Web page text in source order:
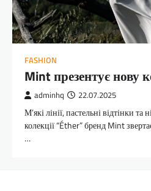
FASHION
Mint презентує нову
adminhq 22.07.2025
М’які лінії, пастельні відтінки
колекції “Éther” бренд Mint
…